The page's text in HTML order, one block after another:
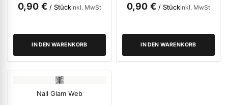
Beauty Accessoires anzeigen
Verpackungen & Verkaufshilfen anzeigen
0,90 € / Stückinkl. MwSt
IN DEN WARENKORB
0,90 € / Stückinkl. MwSt
IN DEN WARENKORB
Nail Glam Web